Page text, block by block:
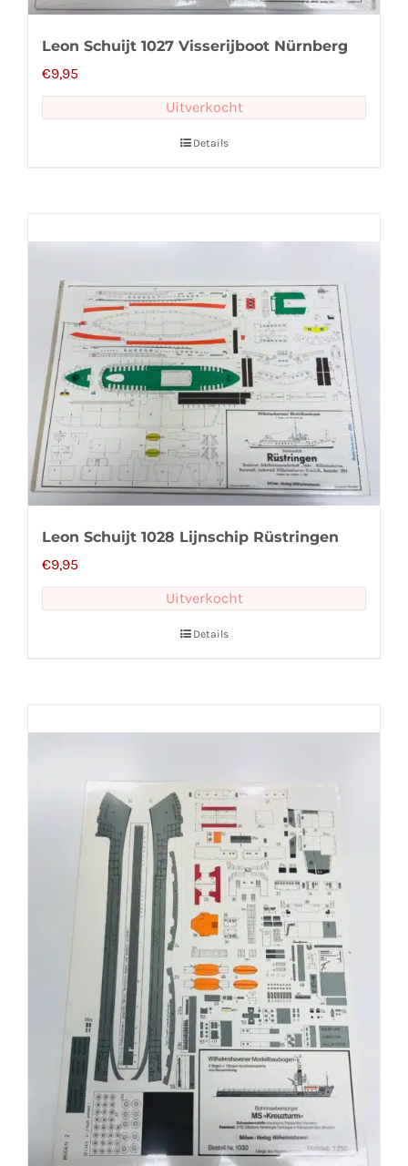
Leon Schuijt 1027 Visserijboot Nürnberg
€9,95
Uitverkocht
Details
Leon Schuijt 1028 Lijnschip Rüstringen
€9,95
Uitverkocht
Details